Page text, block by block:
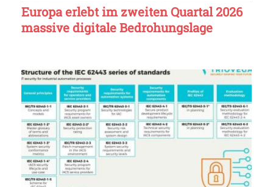
Europa erlebt im zweiten Quartal 2026
massive digitale Bedrohungslage